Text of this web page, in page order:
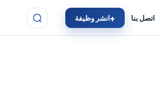
اتصل بنا انشر وظيفة